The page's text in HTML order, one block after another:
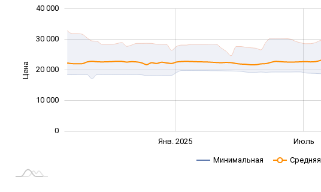
Цена 10 000
0
10 000
20 000
30 000
40 000
Янв. 2025 Июль
Минимальная Средняя